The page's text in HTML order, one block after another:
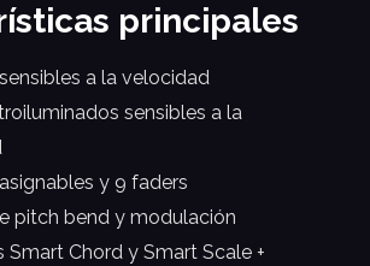
principales
a la velocidad
sensibles a la
y 9 faders
pitch bend y modulación
Smart Chord y Smart Scale +